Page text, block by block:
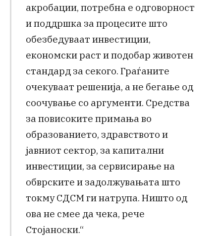
акробации, потребна е одговорност
и поддршка за процесите што
обезбедуваат инвестиции,
економски раст и подобар животен
стандард за секого. Граѓаните
очекуваат решенија, а не бегање од
соочување со аргументи. Средства
за повисоките примања во
образованието, здравството и
јавниот сектор, за капитални
инвестиции, за сервисирање на
обврските и задолжувањата што
токму СДСМ ги натрупа. Ништо од
ова не смее да чека, рече
Стојаноски.“